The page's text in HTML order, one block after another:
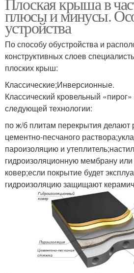
плюсы и минусы.
устройства
По способу обустройства и
конструктивных слоев
плоских крыш:
Классические;Инверсионные.
Классический кровельный
следующей технологии:
по ж/б плитам перекрытия делают
цементно-песчаного
пароизоляцию и
гидроизоляционную мембрану
ковер;если покрытие будет
гидроизоляцию защищают